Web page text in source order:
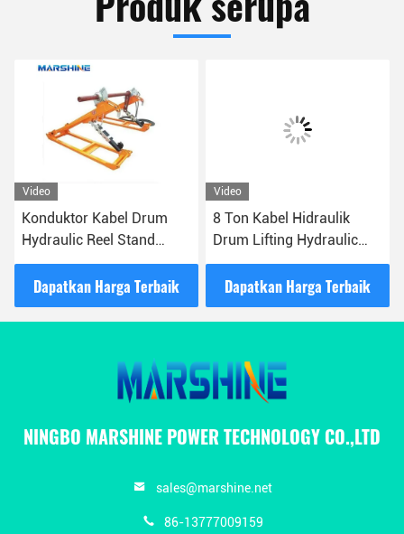
Video
Konduktor Kabel Drum
Hydraulic Reel Stand
Untuk Transmission
Tower Erection
Dapatkan Harga Terbaik
Video
8 Ton Kabel Hidraulik
Drum Lifting Hydraulic
Jack Reel Stand
Dapatkan Harga Terbaik
NINGBO MARSHINE POWER TECHNOLOGY CO.,LTD
sales@marshine.net
86-13777009159